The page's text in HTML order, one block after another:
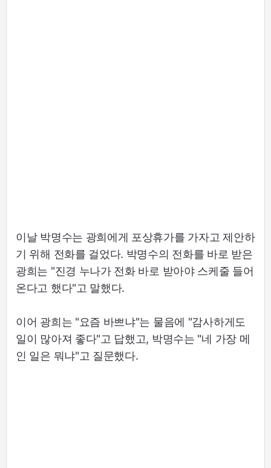
이날 박명수는 광희에게 포상휴가를 가자고 제안하
기 위해 전화를 걸었다. 박명수의 전화를 바로 받은
광희는 "진경 누나가 전화 바로 받아야 스케줄 들어
온다고 했다"고 말했다.
이어 광희는 "요즘 바쁘냐"는 물음에 "감사하게도
일이 많아져 좋다"고 답했고, 박명수는 "네 가장 메
인 일은 뭐냐"고 질문했다.